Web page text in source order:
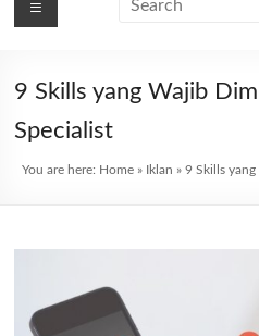
9 Skills yang Wajib
Specialist
You are here: Home» Iklan » 9 Skills